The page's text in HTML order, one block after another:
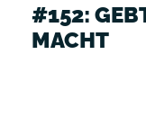
#152:
MACHT